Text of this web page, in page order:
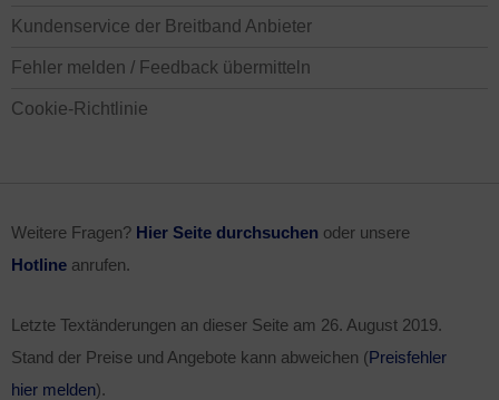
Kundenservice der Breitband Anbieter
Fehler melden / Feedback übermitteln
Cookie-Richtlinie
Weitere Fragen? Hier Seite durchsuchen oder unsere
Hotline anrufen.
Letzte Textänderungen an dieser Seite am 26. August 2019.
Stand der Preise und Angebote kann abweichen (Preisfehler
hier melden).